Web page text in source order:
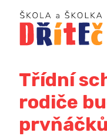
Třídní
rodiče
prvňáčků